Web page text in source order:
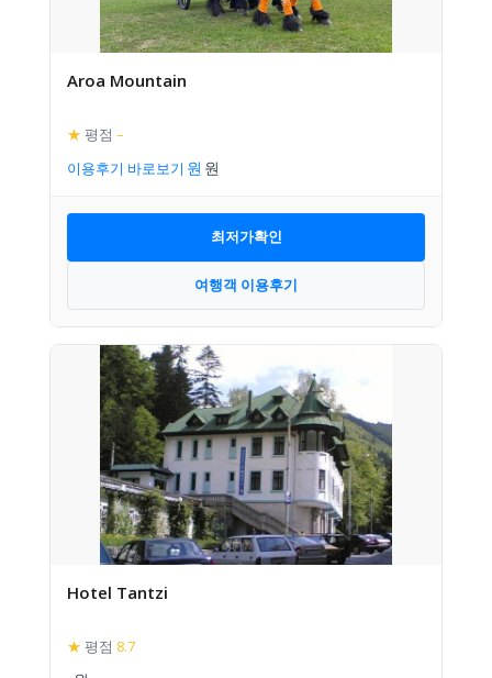
Aroa Mountain
★ 평점 –
이용후기 바로보기
최저가확인
여행객 이용후기
Hotel Tantzi
★ 평점 8.7